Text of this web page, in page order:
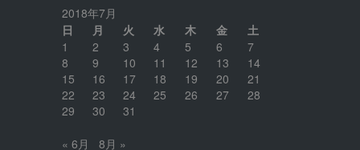
2018年7月
日
月 火 水 木 金
土
1
2 3 4 5 6
7
8
9 10 11 12 13
14
15
16 17 18 19 20
21
22
23 24 25 26 27
28
29
30 31
« 6月 8月 »